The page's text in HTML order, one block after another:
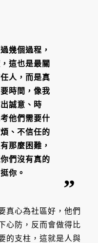
幾個過程，
這也是最關
人，而是真
時間，像我
誠意、時
他們需要什
、不信任的
那麼困難，
們沒有真的
你。
真心為社區好，他們
心防，反而會做得比
的支柱，這就是人與